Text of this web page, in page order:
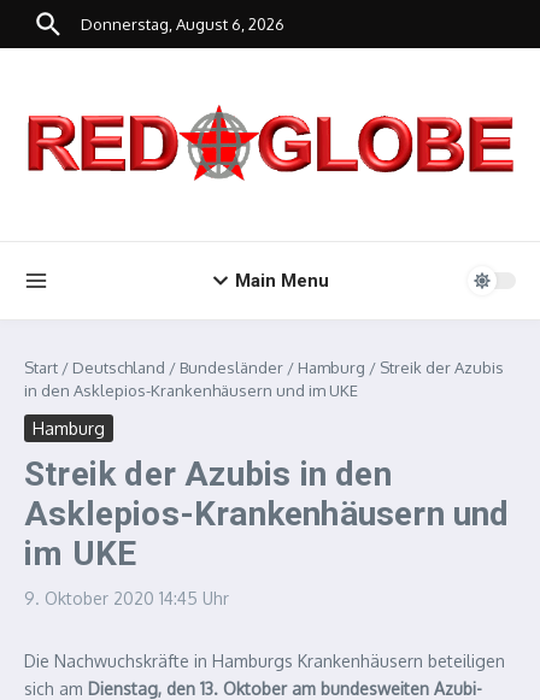
Zum Inhalt springen
Donnerstag, August 6, 2026
Main Menu
Start / Deutschland / Bundesländer / Hamburg / Streik der Azubis
in den Asklepios-Krankenhäusern und im UKE
Hamburg
Streik der Azubis in den
Asklepios-Krankenhäusern und
im UKE
9. Oktober 2020 14:45 Uhr
Die Nachwuchskräfte in Hamburgs Krankenhäusern beteiligen
sich am Dienstag, den 13. Oktober am bundesweiten Azubi-